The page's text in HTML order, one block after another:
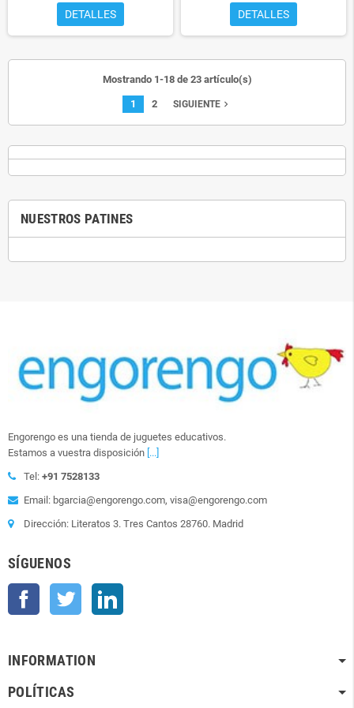
NUESTROS PATINES
DETALLES DETALLES
Mostrando 1-18 de 23 artículo(s)
1 2 SIGUIENTE navigate_next
Engorengo es una tienda de juguetes educativos.
Estamos a vuestra disposición [...]
Tel: +91 7528133
Email: bgarcia@engorengo.com, visa@engorengo.com
Dirección: Literatos 3. Tres Cantos 28760. Madrid
SÍGUENOS
Facebook Twitter
INFORMATION
POLÍTICAS